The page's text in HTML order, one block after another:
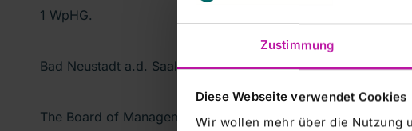
Zustimmung
Diese Webseite verwendet Cookies
Wir wollen mehr über die Nutzung
1 WpHG.
Bad Neustadt a.d. Saale, 12 July 2012
The Board of Management